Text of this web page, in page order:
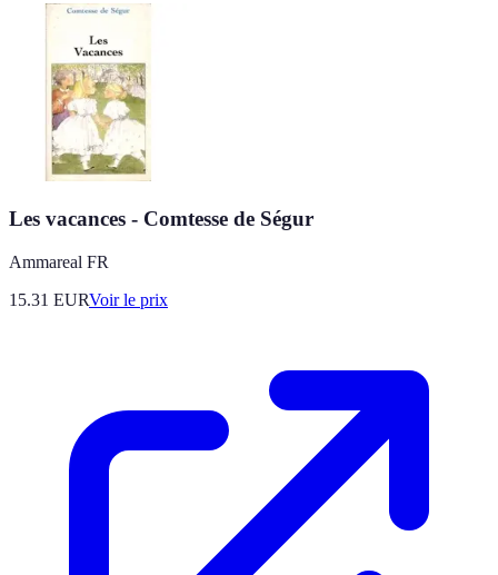
Les vacances - Comtesse de Ségur
Ammareal FR
15.31 EURVoir le prix